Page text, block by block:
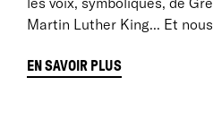
Martin Luther King... Et
EN SAVOIR PLUS